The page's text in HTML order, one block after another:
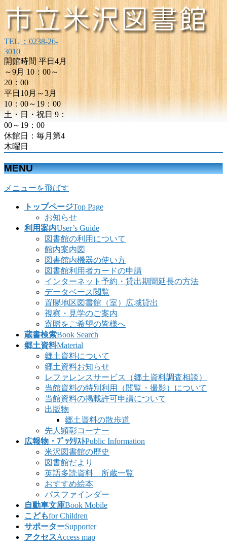
TEL
：0238-26-
3010
開館時間 平日4月
～9月 10：00～
20：00
平日10月～3月
10：00～19：00
土・日・祝日 9：
00～19：00
休館日：毎月第4
木曜日
MENU
メニューを飛ばす
トップページTop Page
お知らせ
利用案内User’s Guide
図書館の利用について
館内案内図
図書館内機器の使い方
図書館利用者カードの申請
インターネット予約・貸出期間延長の方法
データベース閲覧
置賜地区図書館（室）広域貸出
視察・見学のご案内
寄贈をご希望の皆様へ
蔵書検索Book Search
郷土資料Material
郷土資料について
郷土資料お知らせ
レファレンスサービス（郷土資料調査相談）
当館資料の特別利用（閲覧・撮影）について
当館資料の掲載許可申請について
出版物
郷土資料の散歩道
先人顕彰コーナー
広報物・ﾌﾞｯｸﾘｽﾄPublic Information
米沢図書館の歴史
図書館だより
英語多読資料 所蔵一覧
おすすめ絵本
パスファインダー
自動車文庫Book Mobile
こどもfor Children
サポーターSupporter
アクセスAccess map